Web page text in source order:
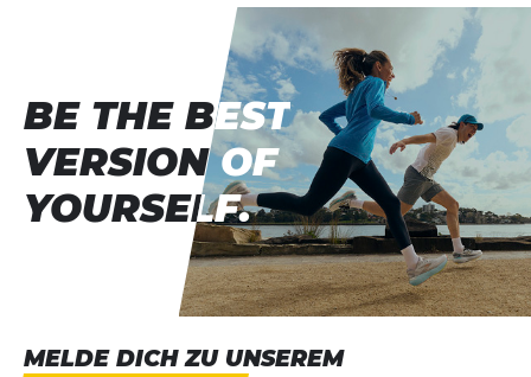
Rezension
Rezension
BEWERTUNG HINZUFÜGEN
MELDE DICH ZU UNSEREM
BE THE BEST
VERSION OF
YOURSELF.
BE THE BEST
VERSION OF
YOURSELF.